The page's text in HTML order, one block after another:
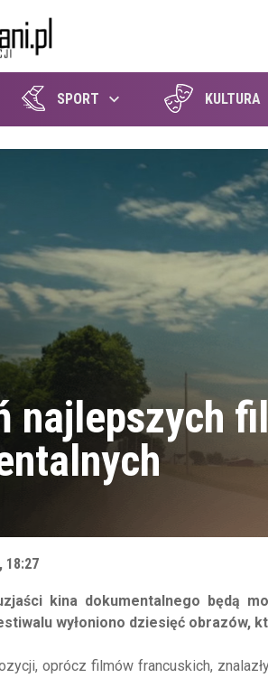
SPORT KULTURA
najlepszych
18:27
kina dokumentalnego będą
wyłoniono dziesięć obrazów,
oprócz filmów francuskich,